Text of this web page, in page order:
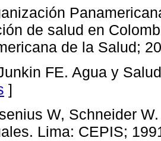
de salud en
de la Salud;
FE. Agua y
]
W, Schneider
Lima: CEPIS;